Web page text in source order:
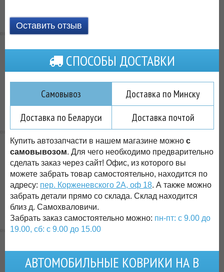
Оставить отзыв
СПОСОБЫ ДОСТАВКИ
Самовывоз
Доставка по Минску
Доставка по Беларуси
Доставка почтой
Купить автозапчасти в нашем магазине можно с
самовывозом. Для чего необходимо предварительно
сделать заказ через сайт! Офис, из которого вы
можете забрать товар самостоятельно, находится по
адресу: пер. Корженевского 2А, оф 18. А также можно
забрать детали прямо со склада. Склад находится
близ д. Самохваловичи.
Забрать заказ самостоятельно можно: пн-пт: с 9.00 до
19.00, сб: с 9.00 до 15.00
АВТОМОБИЛЬНЫЕ КОВРИКИ НА В